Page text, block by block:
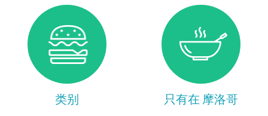
类别 只有在 摩洛哥